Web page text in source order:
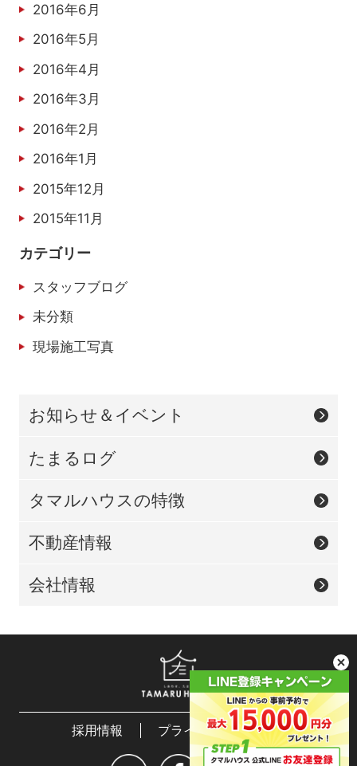
2016年6月
2016年5月
2016年4月
2016年3月
2016年2月
2016年1月
2015年12月
2015年11月
カテゴリー
スタッフブログ
未分類
現場施工写真
お知らせ＆イベント
たまるログ
タマルハウスの特徴
不動産情報
会社情報
採用情報 プライバシーポリシー